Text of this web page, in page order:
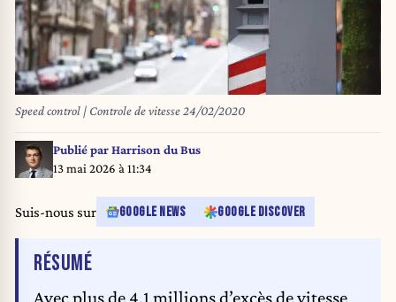
Speed control | Controle de vitesse 24/02/2020
Publié parHarrison du Bus
13 mai 2026 à 11:34
Suis-nous sur GOOGLE NEWS GOOGLE DISCOVER
RÉSUMÉDE L'ARTICLE
Avec plus de 4,1 millions d’excès de vitesse